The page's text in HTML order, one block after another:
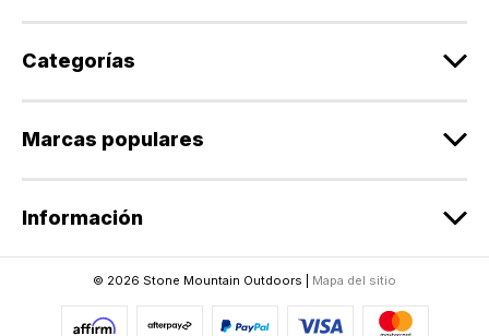
r
e
e
c
r
Categorías
Marcas populares
Información
© 2026 Stone Mountain Outdoors | Mapa del sitio